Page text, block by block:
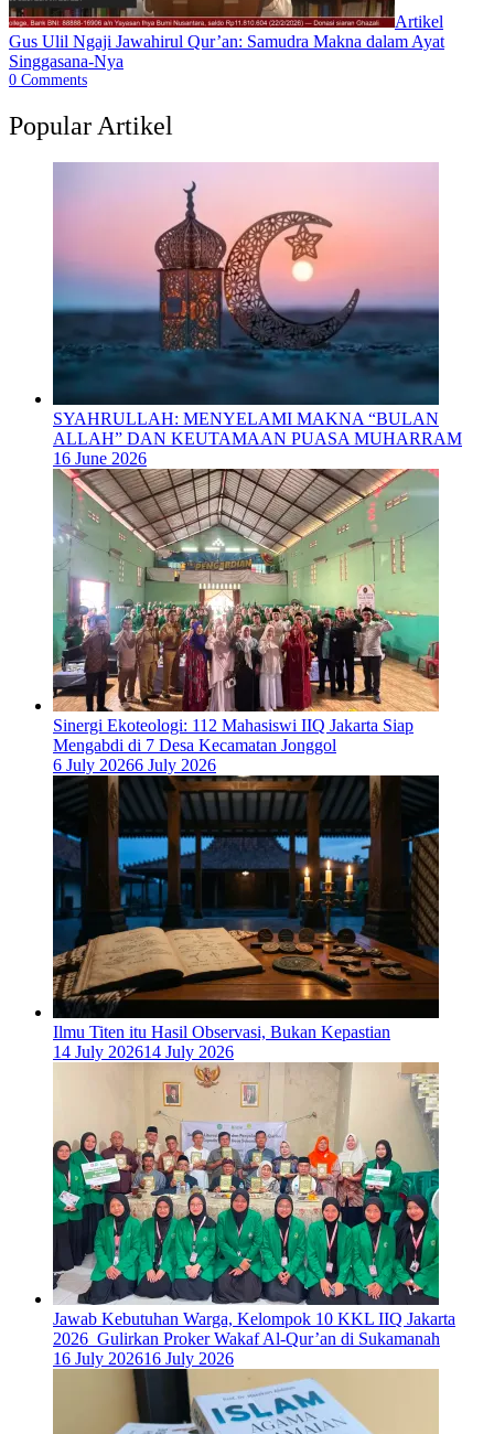
Artikel
Gus Ulil Ngaji Jawahirul Qur’an: Samudra Makna dalam Ayat
Singgasana-Nya
0 Comments
Popular Artikel
SYAHRULLAH: MENYELAMI MAKNA “BULAN
ALLAH” DAN KEUTAMAAN PUASA MUHARRAM
16 June 2026
‎Sinergi Ekoteologi: 112 Mahasiswi IIQ Jakarta Siap
Mengabdi di 7 Desa Kecamatan Jonggol
6 July 20266 July 2026
Ilmu Titen itu Hasil Observasi, Bukan Kepastian
14 July 202614 July 2026
Jawab Kebutuhan Warga, Kelompok 10 KKL IIQ Jakarta
2026 Gulirkan Proker Wakaf Al-Qur’an di Sukamanah
16 July 202616 July 2026